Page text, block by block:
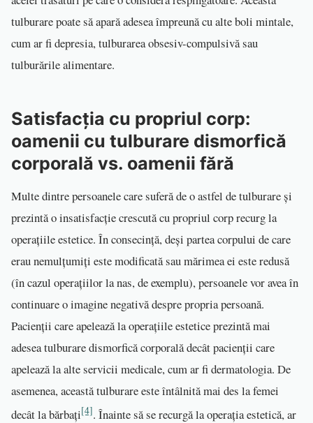
tulburare poate să apară adesea împreună cu alte boli mintale,
cum ar fi depresia, tulburarea obsesiv-compulsivă sau
tulburările alimentare.
Satisfacția cu propriul corp:
oamenii cu tulburare dismorfică
corporală vs. oamenii fără
Multe dintre persoanele care suferă de o astfel de tulburare și
prezintă o insatisfacție crescută cu propriul corp recurg la
operațiile estetice. În consecință, deși partea corpului de care
erau nemulțumiți este modificată sau mărimea ei este redusă
(în cazul operațiilor la nas, de exemplu), persoanele vor avea în
continuare o imagine negativă despre propria persoană.
Pacienții care apelează la operațiile estetice prezintă mai
adesea tulburare dismorfică corporală decât pacienții care
apelează la alte servicii medicale, cum ar fi dermatologia. De
asemenea, această tulburare este întâlnită mai des la femei
decât la bărbați[4]. Înainte să se recurgă la operația estetică, ar